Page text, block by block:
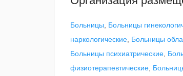
Больницы Больницы
наркологические Больницы
Больницы психиатрические
физиотерапевтические